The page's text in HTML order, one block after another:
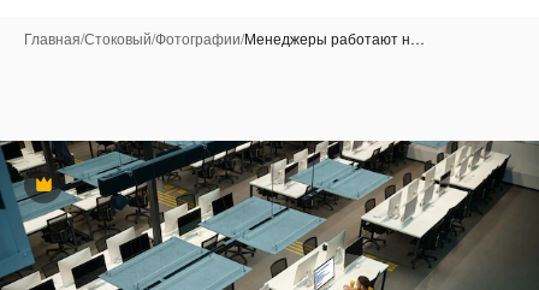
Главная/Стоковый/Фотографии/Менеджеры работают н…
Премиум